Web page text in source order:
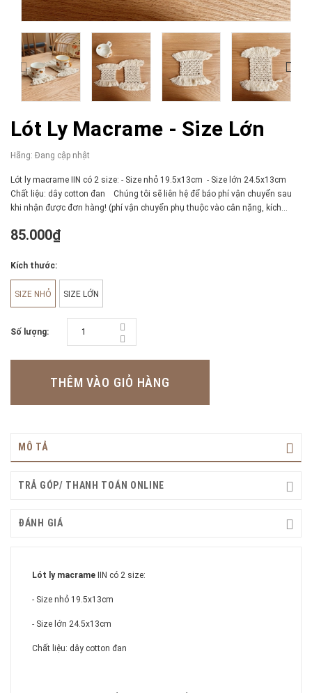
Lót Ly Macrame - Size Lớn
Hãng: Đang cập nhật
Lót ly macrame IIN có 2 size: - Size nhỏ 19.5x13cm - Size lớn 24.5x13cm
Chất liệu: dây cotton đan Chúng tôi sẽ liên hệ để báo phí vận chuyển sau
khi nhận được đơn hàng! (phí vận chuyển phụ thuộc vào cân nặng, kích...
85.000₫
Kích thước:
SIZE NHỎ SIZE LỚN
Số lượng:
THÊM VÀO GIỎ HÀNG
MÔ TẢ
TRẢ GÓP/ THANH TOÁN ONLINE
ĐÁNH GIÁ
Lót ly macrame IIN có 2 size:
- Size nhỏ 19.5x13cm
- Size lớn 24.5x13cm
Chất liệu: dây cotton đan